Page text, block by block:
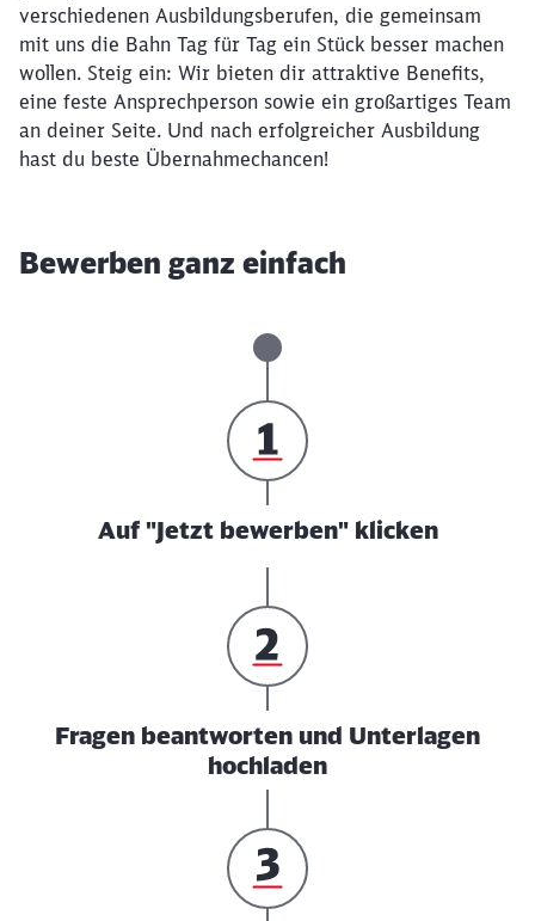
verschiedenen Ausbildungsberufen, die gemeinsam
mit uns die Bahn Tag für Tag ein Stück besser machen
wollen. Steig ein: Wir bieten dir attraktive Benefits,
eine feste Ansprechperson sowie ein großartiges Team
an deiner Seite. Und nach erfolgreicher Ausbildung
hast du beste Übernahmechancen!
Bewerben ganz einfach
Auf "Jetzt bewerben" klicken
Fragen beantworten und Unterlagen
hochladen